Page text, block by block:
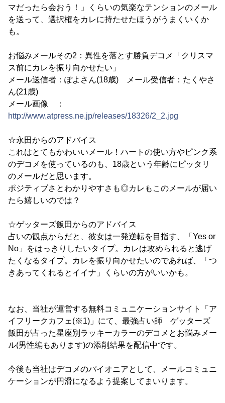
マだったら会おう！」くらいの気楽なテンションのメール
を送って、選択権をカレに持たせたほうがうまくいくか
も。
お悩みメールその2：異性を落とす勝負デコメ「クリスマ
ス前にカレを振り向かせたい」
メール送信者：ぽよさん(18歳) メール受信者：たくやさ
ん(21歳)
メール画像 ：
http://www.atpress.ne.jp/releases/18326/2_2.jpg
☆永田からのアドバイス
これはとてもかわいいメール！ハートの使い方やピンク系
のデコメを使っているのも、18歳という年齢にピッタリ
のメールだと思います。
ポジティブさとわかりやすさも◎カレもこのメールが届い
たら嬉しいのでは？
☆ゲッターズ飯田からのアドバイス
占いの観点からだと、彼女は一発逆転を目指す、「Yes or
No」をはっきりしたいタイプ。カレは攻められると逃げ
たくなるタイプ。カレを振り向かせたいのであれば、「つ
きあってくれるとイイナ」くらいの方がいいかも。
なお、当社が運営する無料コミュニケーションサイト「ア
イフリークカフェ(※1)」にて、最強占い師 ゲッターズ
飯田が占った星座別ラッキーカラーのデコメとお悩みメー
ル(男性編もあります)の添削結果を配信中です。
今後も当社はデコメのパイオニアとして、メールコミュニ
ケーションが円滑になるよう提案してまいります。